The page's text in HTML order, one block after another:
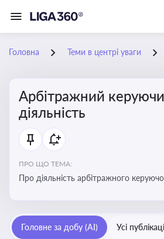
Головна Теми в центрі уваги
Арбітражний
діяльність
ПРО ЩО ТЕМА:
Про діяльність арбітражного
Головне за добу (AI) Усі